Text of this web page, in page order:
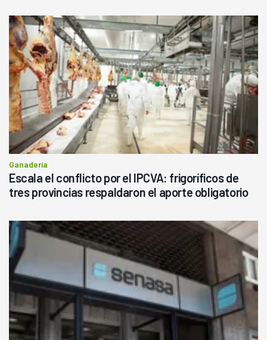
Ganadería
Escala el conflicto por el IPCVA: frigoríficos de
tres provincias respaldaron el aporte obligatorio